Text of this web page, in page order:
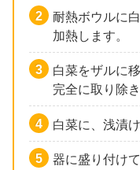
耐熱ボウルに
加熱します。
白菜をザルに
完全に取り除き
白菜に、浅漬
器に盛り付け